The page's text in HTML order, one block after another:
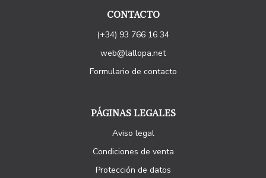
CONTACTO
(+34) 93 766 16 34
web@lallopa.net
Formulario de contacto
PÁGINAS LEGALES
Aviso legal
Condiciones de venta
Protección de datos